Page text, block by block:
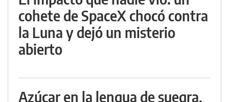
cohete de SpaceX chocó contra
la Luna y dejó un misterio
abierto
Azúcar en la lengua de suegra,